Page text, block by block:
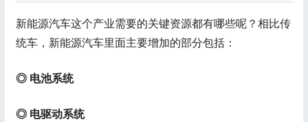
新能源汽车这个产业需要的关键资源都有哪些呢？相比传
统车，新能源汽车里面主要增加的部分包括：
◎ 电池系统
◎ 电驱动系统